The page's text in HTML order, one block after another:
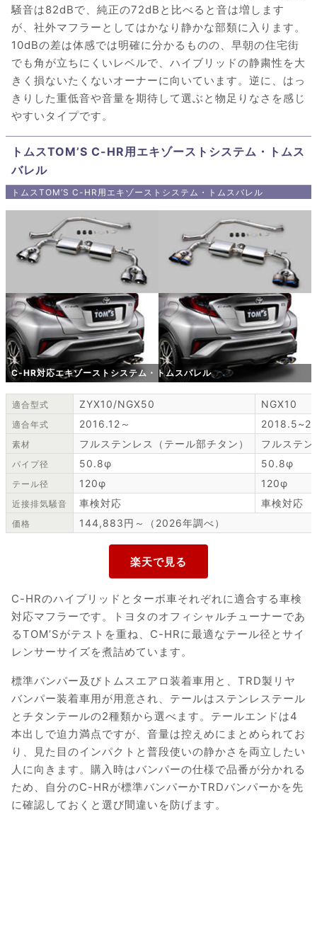
騒音は82dBで、純正の72dBと比べると音は増します
が、社外マフラーとしてはかなり静かな部類に入ります。
10dBの差は体感では明確に分かるものの、早朝の住宅街
でも角が立ちにくいレベルで、ハイブリッドの静粛性を大
きく損ないたくないオーナーに向いています。逆に、はっ
きりした重低音や音量を期待して選ぶと物足りなさを感じ
やすいタイプです。
トムスTOM’S C-HR用エキゾーストシステム・トムス
バレル
トムスTOM’S C-HR用エキゾーストシステム・トムスバレル
C-HR対応エキゾーストシステム・トムスバレル
適合型式 ZYX10/NGX50 NGX10
適合年式 2016.12～
素材 フルステンレス（テール部チタン） フルステ
パイプ径 50.8φ 50.8φ
テール径 120φ 120φ
近接排気騒音 車検対応 車検対応
価格 144,883円～（2026年調べ）
C-HRのハイブリッドとターボ車それぞれに適合する車検
対応マフラーです。トヨタのオフィシャルチューナーであ
るTOM’Sがテストを重ね、C-HRに最適なテール径とサイ
レンサーサイズを煮詰めています。
標準バンパー及びトムスエアロ装着車用と、TRD製リヤ
バンパー装着車用が用意され、テールはステンレステール
とチタンテールの2種類から選べます。テールエンドは4
本出しで迫力満点ですが、音量は控えめにまとめられてお
り、見た目のインパクトと普段使いの静かさを両立したい
人に向きます。購入時はバンパーの仕様で品番が分かれる
ため、自分のC-HRが標準バンパーかTRDバンパーかを先
に確認しておくと選び間違いを防げます。